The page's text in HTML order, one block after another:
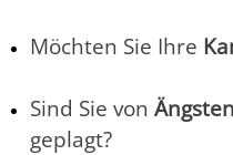
Möchten Sie Ihre
Sind Sie von
geplagt?